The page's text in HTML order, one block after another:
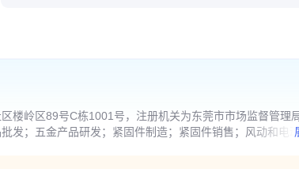
楼岭区89号C栋1001号，注册机关为东莞市市场监督管理
发；五金产品研发；紧固件制造；紧固件销售；风动和电